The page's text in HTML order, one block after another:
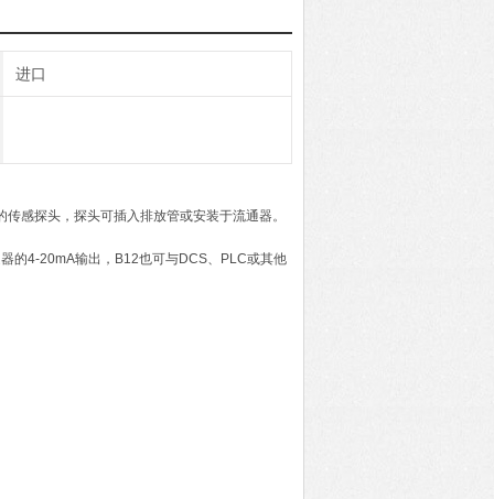
进口
感探头，探头可插入排放管或安装于流通器。
的4-20mA输出，B12也可与DCS、PLC或其他